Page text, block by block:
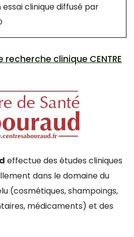
clinique diffusé par
clinique CENTRE
effectue des études cliniques
dans le domaine du
(cosmétiques, shampoings,
médicaments) et des